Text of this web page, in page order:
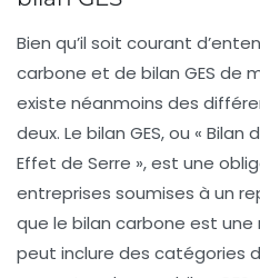
Bien qu’il soit courant
carbone et de bilan GES de
existe néanmoins des
deux. Le bilan GES, ou « Bilan
Effet de Serre », est une
entreprises soumises à un
que le bilan carbone est une
peut inclure des catégories